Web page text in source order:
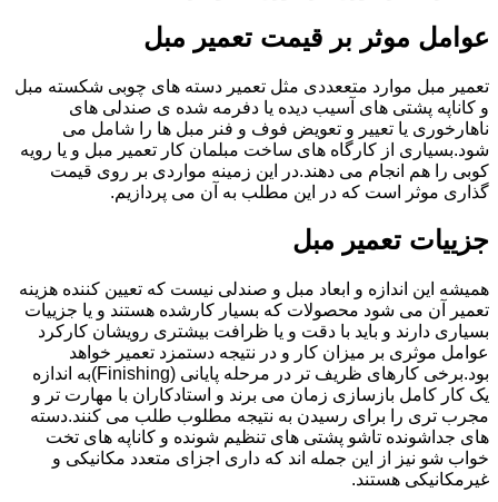
عوامل موثر بر قیمت تعمیر مبل
تعمیر مبل موارد متععددی مثل تعمیر دسته های چوبی شکسته مبل
و کاناپه پشتی های آسیب دیده یا دفرمه شده ی صندلی های
ناهارخوری یا تعییر و تعویض فوف و فنر مبل ها را شامل می
شود.بسیاری از کارگاه های ساخت مبلمان کار تعمیر مبل و یا رویه
کوبی را هم انجام می دهند.در این زمینه مواردی بر روی قیمت
گذاری موثر است که در این مطلب به آن می پردازیم.
جزییات تعمیر مبل
همیشه این اندازه و ابعاد مبل و صندلی نیست که تعیین کننده هزینه
تعمیر آن می شود محصولات که بسیار کارشده هستند و یا جزییات
بسیاری دارند و باید با دقت و یا ظرافت بیشتری رویشان کارکرد
عوامل موثری بر میزان کار و در نتیجه دستمزد تعمیر خواهد
بود.برخی کارهای ظریف تر در مرحله پایانی (Finishing)به اندازه
یک کار کامل بازسازی زمان می برند و استادکاران با مهارت تر و
مجرب تری را برای رسیدن به نتیجه مطلوب طلب می کنند.دسته
های جداشونده تاشو پشتی های تنظیم شونده و کاناپه های تخت
خواب شو نیز از این جمله اند که داری اجزای متعدد مکانیکی و
غیرمکانیکی هستند.